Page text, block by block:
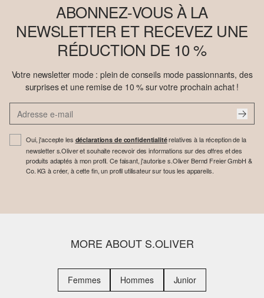
ABONNEZ-VOUS À LA
NEWSLETTER ET RECEVEZ UNE
RÉDUCTION DE 10 %
Votre newsletter mode : plein de conseils mode passionnants, des
surprises et une remise de 10 % sur votre prochain achat !
Oui, j'accepte les déclarations de confidentialitérelatives à la réception de la
newsletter s.Oliver et souhaite recevoir des informations sur des offres et des
produits adaptés à mon profil. Ce faisant, j'autorise s.Oliver Bernd Freier GmbH &
Co. KG à créer, à cette fin, un profil utilisateur sur tous les appareils.
MORE ABOUT S.OLIVER
Femmes Hommes Junior